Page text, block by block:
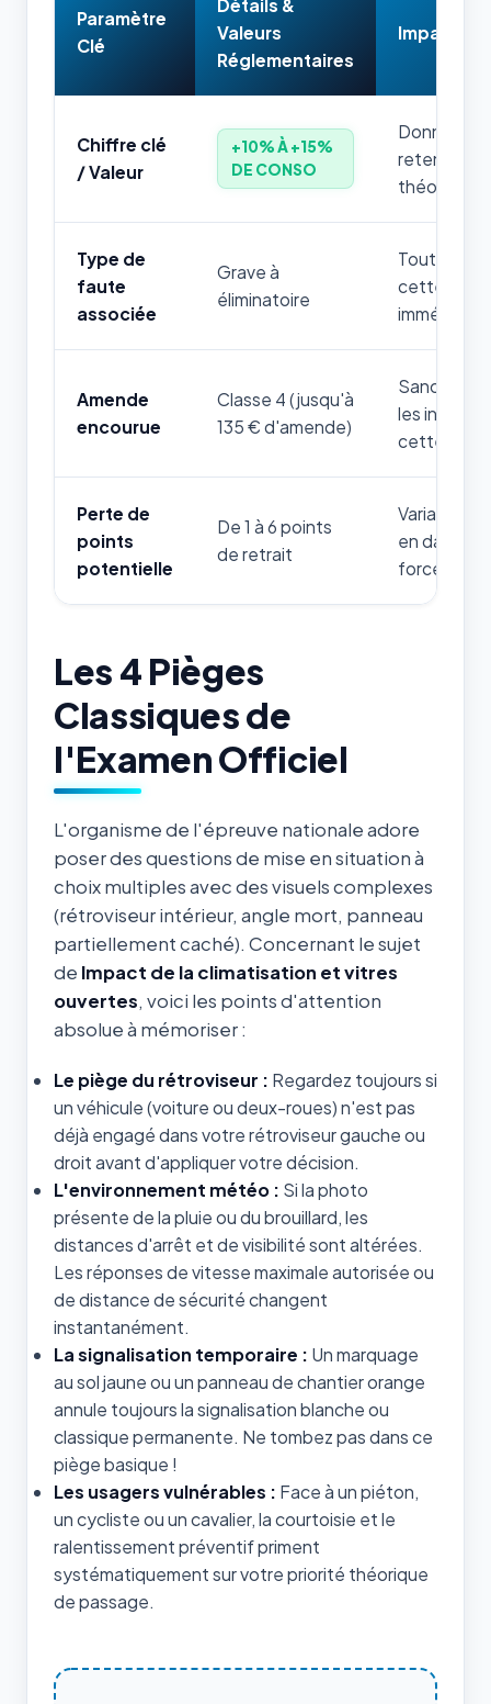
Paramètre
Clé
Détails &
Valeurs
Réglementaires
Impact &
Chiffre clé
/ Valeur
+10% À +15%
DE CONSO
Donnée
retenir par
théorique.
Type de
faute
associée
Grave à
éliminatoire
Toute
cette
Amende
encourue
Classe 4 (jusqu'à
135 € d'amende)
Sanction
les
cette
Perte de
points
potentielle
De 1 à 6 points
de retrait
Variable
en danger
forces de
Les 4 Pièges
Classiques de
l'Examen Officiel
L'organisme de l'épreuve nationale adore
poser des questions de mise en situation à
choix multiples avec des visuels complexes
(rétroviseur intérieur, angle mort, panneau
partiellement caché). Concernant le sujet
de Impact de la climatisation et vitres
ouvertes, voici les points d'attention
absolue à mémoriser :
Le piège du rétroviseur : Regardez toujours si
un véhicule (voiture ou deux-roues) n'est pas
déjà engagé dans votre rétroviseur gauche ou
droit avant d'appliquer votre décision.
L'environnement météo : Si la photo
présente de la pluie ou du brouillard, les
distances d'arrêt et de visibilité sont altérées.
Les réponses de vitesse maximale autorisée ou
de distance de sécurité changent
instantanément.
La signalisation temporaire : Un marquage
au sol jaune ou un panneau de chantier orange
annule toujours la signalisation blanche ou
classique permanente. Ne tombez pas dans ce
piège basique !
Les usagers vulnérables : Face à un piéton,
un cycliste ou un cavalier, la courtoisie et le
ralentissement préventif priment
systématiquement sur votre priorité théorique
de passage.